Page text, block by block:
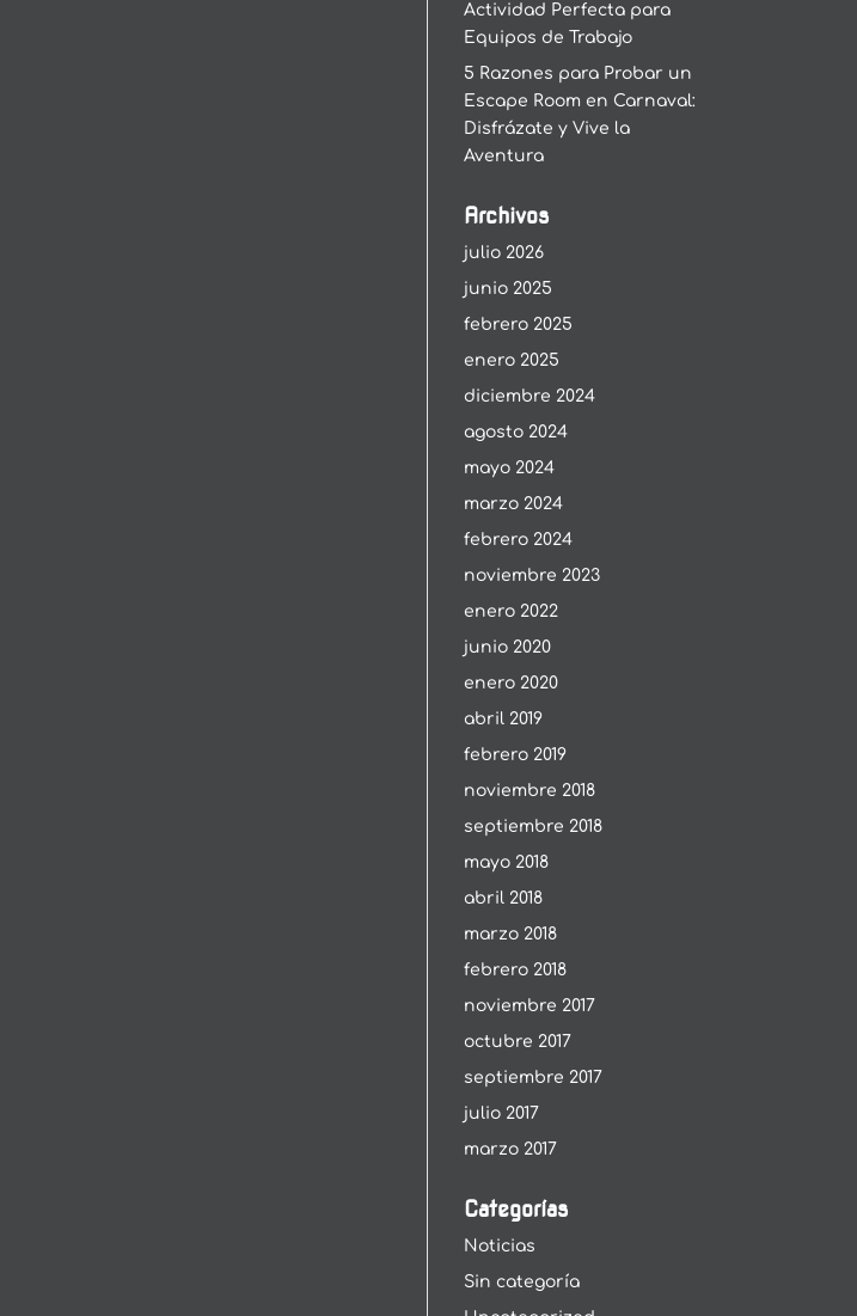
Actividad Perfecta para
Equipos de Trabajo
5 Razones para Probar un
Escape Room en Carnaval:
Disfrázate y Vive la
Aventura
Archivos
julio 2026
junio 2025
febrero 2025
enero 2025
diciembre 2024
agosto 2024
mayo 2024
marzo 2024
febrero 2024
noviembre 2023
enero 2022
junio 2020
enero 2020
abril 2019
febrero 2019
noviembre 2018
septiembre 2018
mayo 2018
abril 2018
marzo 2018
febrero 2018
noviembre 2017
octubre 2017
septiembre 2017
julio 2017
marzo 2017
Categorías
Noticias
Sin categoría